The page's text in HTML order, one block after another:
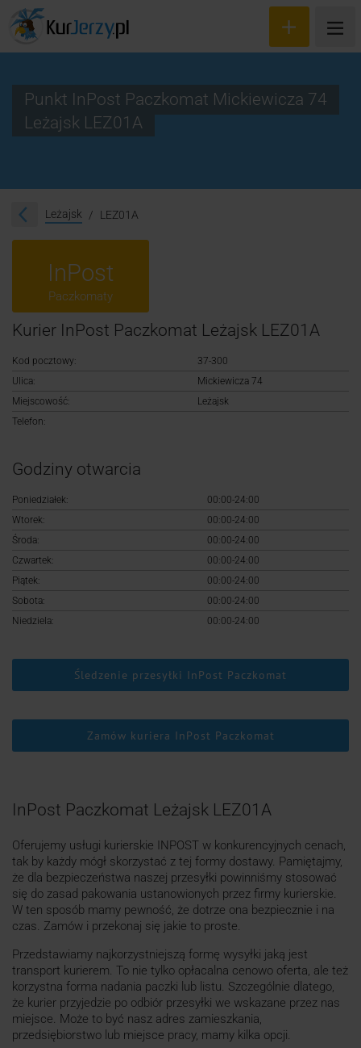
Śledzenie przesyłki
Logowanie
Punkt InPost Paczkomat Mickiewicza 74
Leżajsk LEZ01A
Leżajsk LEZ01A
InPost
Paczkomaty
Kurier InPost Paczkomat Leżajsk LEZ01A
Kod pocztowy:
37-300
Ulica:
Mickiewicza 74
Miejscowość:
Leżajsk
Telefon:
Godziny otwarcia
Poniedziałek:
00:00-24:00
Wtorek:
00:00-24:00
Środa:
00:00-24:00
Czwartek:
00:00-24:00
Piątek:
00:00-24:00
Sobota:
00:00-24:00
Niedziela:
00:00-24:00
Śledzenie przesyłki InPost Paczkomat
Zamów kuriera InPost Paczkomat
InPost Paczkomat Leżajsk LEZ01A
Oferujemy usługi kurierskie INPOST w konkurencyjnych cenach,
tak by każdy mógł skorzystać z tej formy dostawy. Pamiętajmy,
że dla bezpieczeństwa naszej przesyłki powinniśmy stosować
się do zasad pakowania ustanowionych przez firmy kurierskie.
W ten sposób mamy pewność, że dotrze ona bezpiecznie i na
czas. Zamów i przekonaj się jakie to proste.
Przedstawiamy najkorzystniejszą formę wysyłki jaką jest
transport kurierem. To nie tylko opłacalna cenowo oferta, ale też
korzystna forma nadania paczki lub listu. Szczególnie dlatego,
że kurier przyjedzie po odbiór przesyłki we wskazane przez nas
miejsce. Może to być nasz adres zamieszkania,
przedsiębiorstwo lub miejsce pracy, mamy kilka opcji.